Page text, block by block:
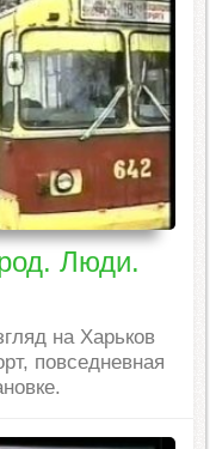
Люди.
на Харьков
повседневная